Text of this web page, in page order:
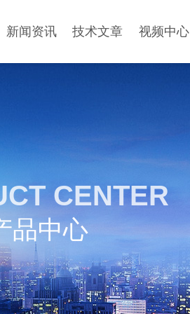
新闻资讯 技术文章 视频中心
CENTER
品中心